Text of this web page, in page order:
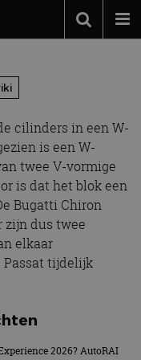
cilinders in een W-
is een W-
twee V-vormige
is dat het blok een
Bugatti Chiron
zijn dus twee
elkaar
Passat tijdelijk
2026? AutoRAI